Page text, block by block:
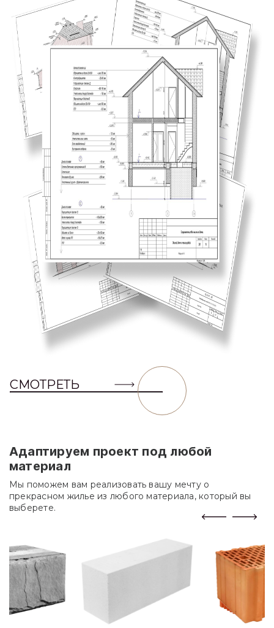
СМОТРЕТЬ
Адаптируем проект под любой
материал
Мы поможем вам реализовать вашу мечту о
прекрасном жилье из любого материала, который вы
выберете.